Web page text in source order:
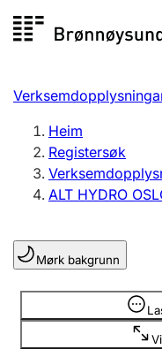
Registersøk
Aksjeselskap
Registrere, endre,
Lag og foreining
Registrere, endre,
Heim
Registersøk
ALT HYDRO
Mørk bakgrunn
Opplysninger er skjult